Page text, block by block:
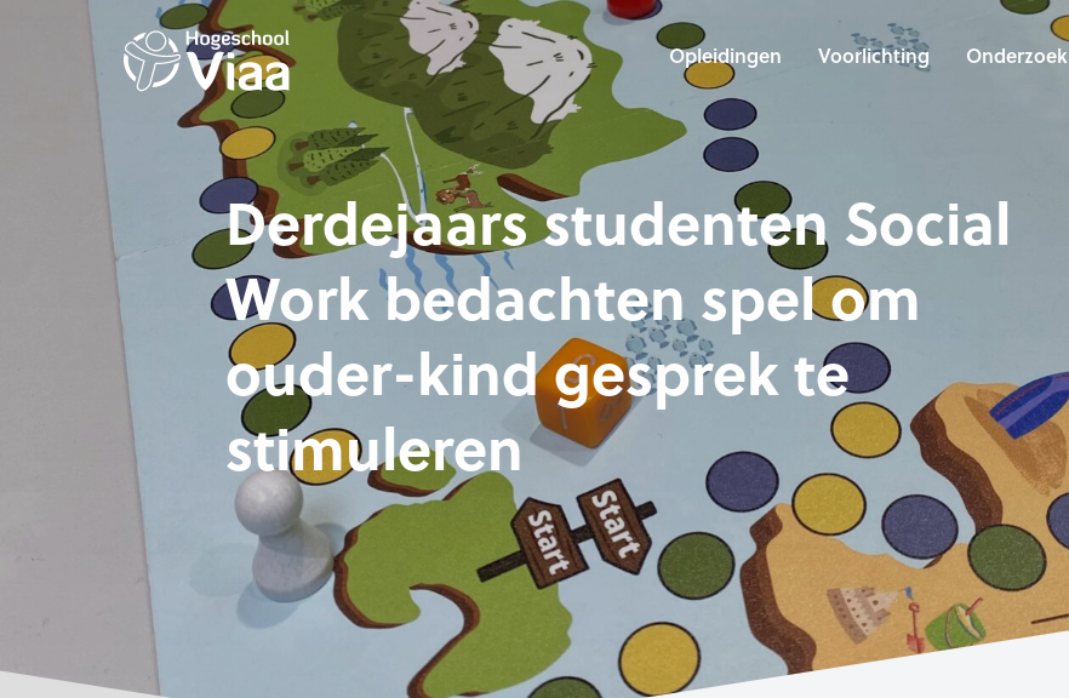
Opleidingen Voorlichting Onderzoek
Derdejaars studenten Social
Work bedachten spel om
ouder-kind gesprek te
stimuleren